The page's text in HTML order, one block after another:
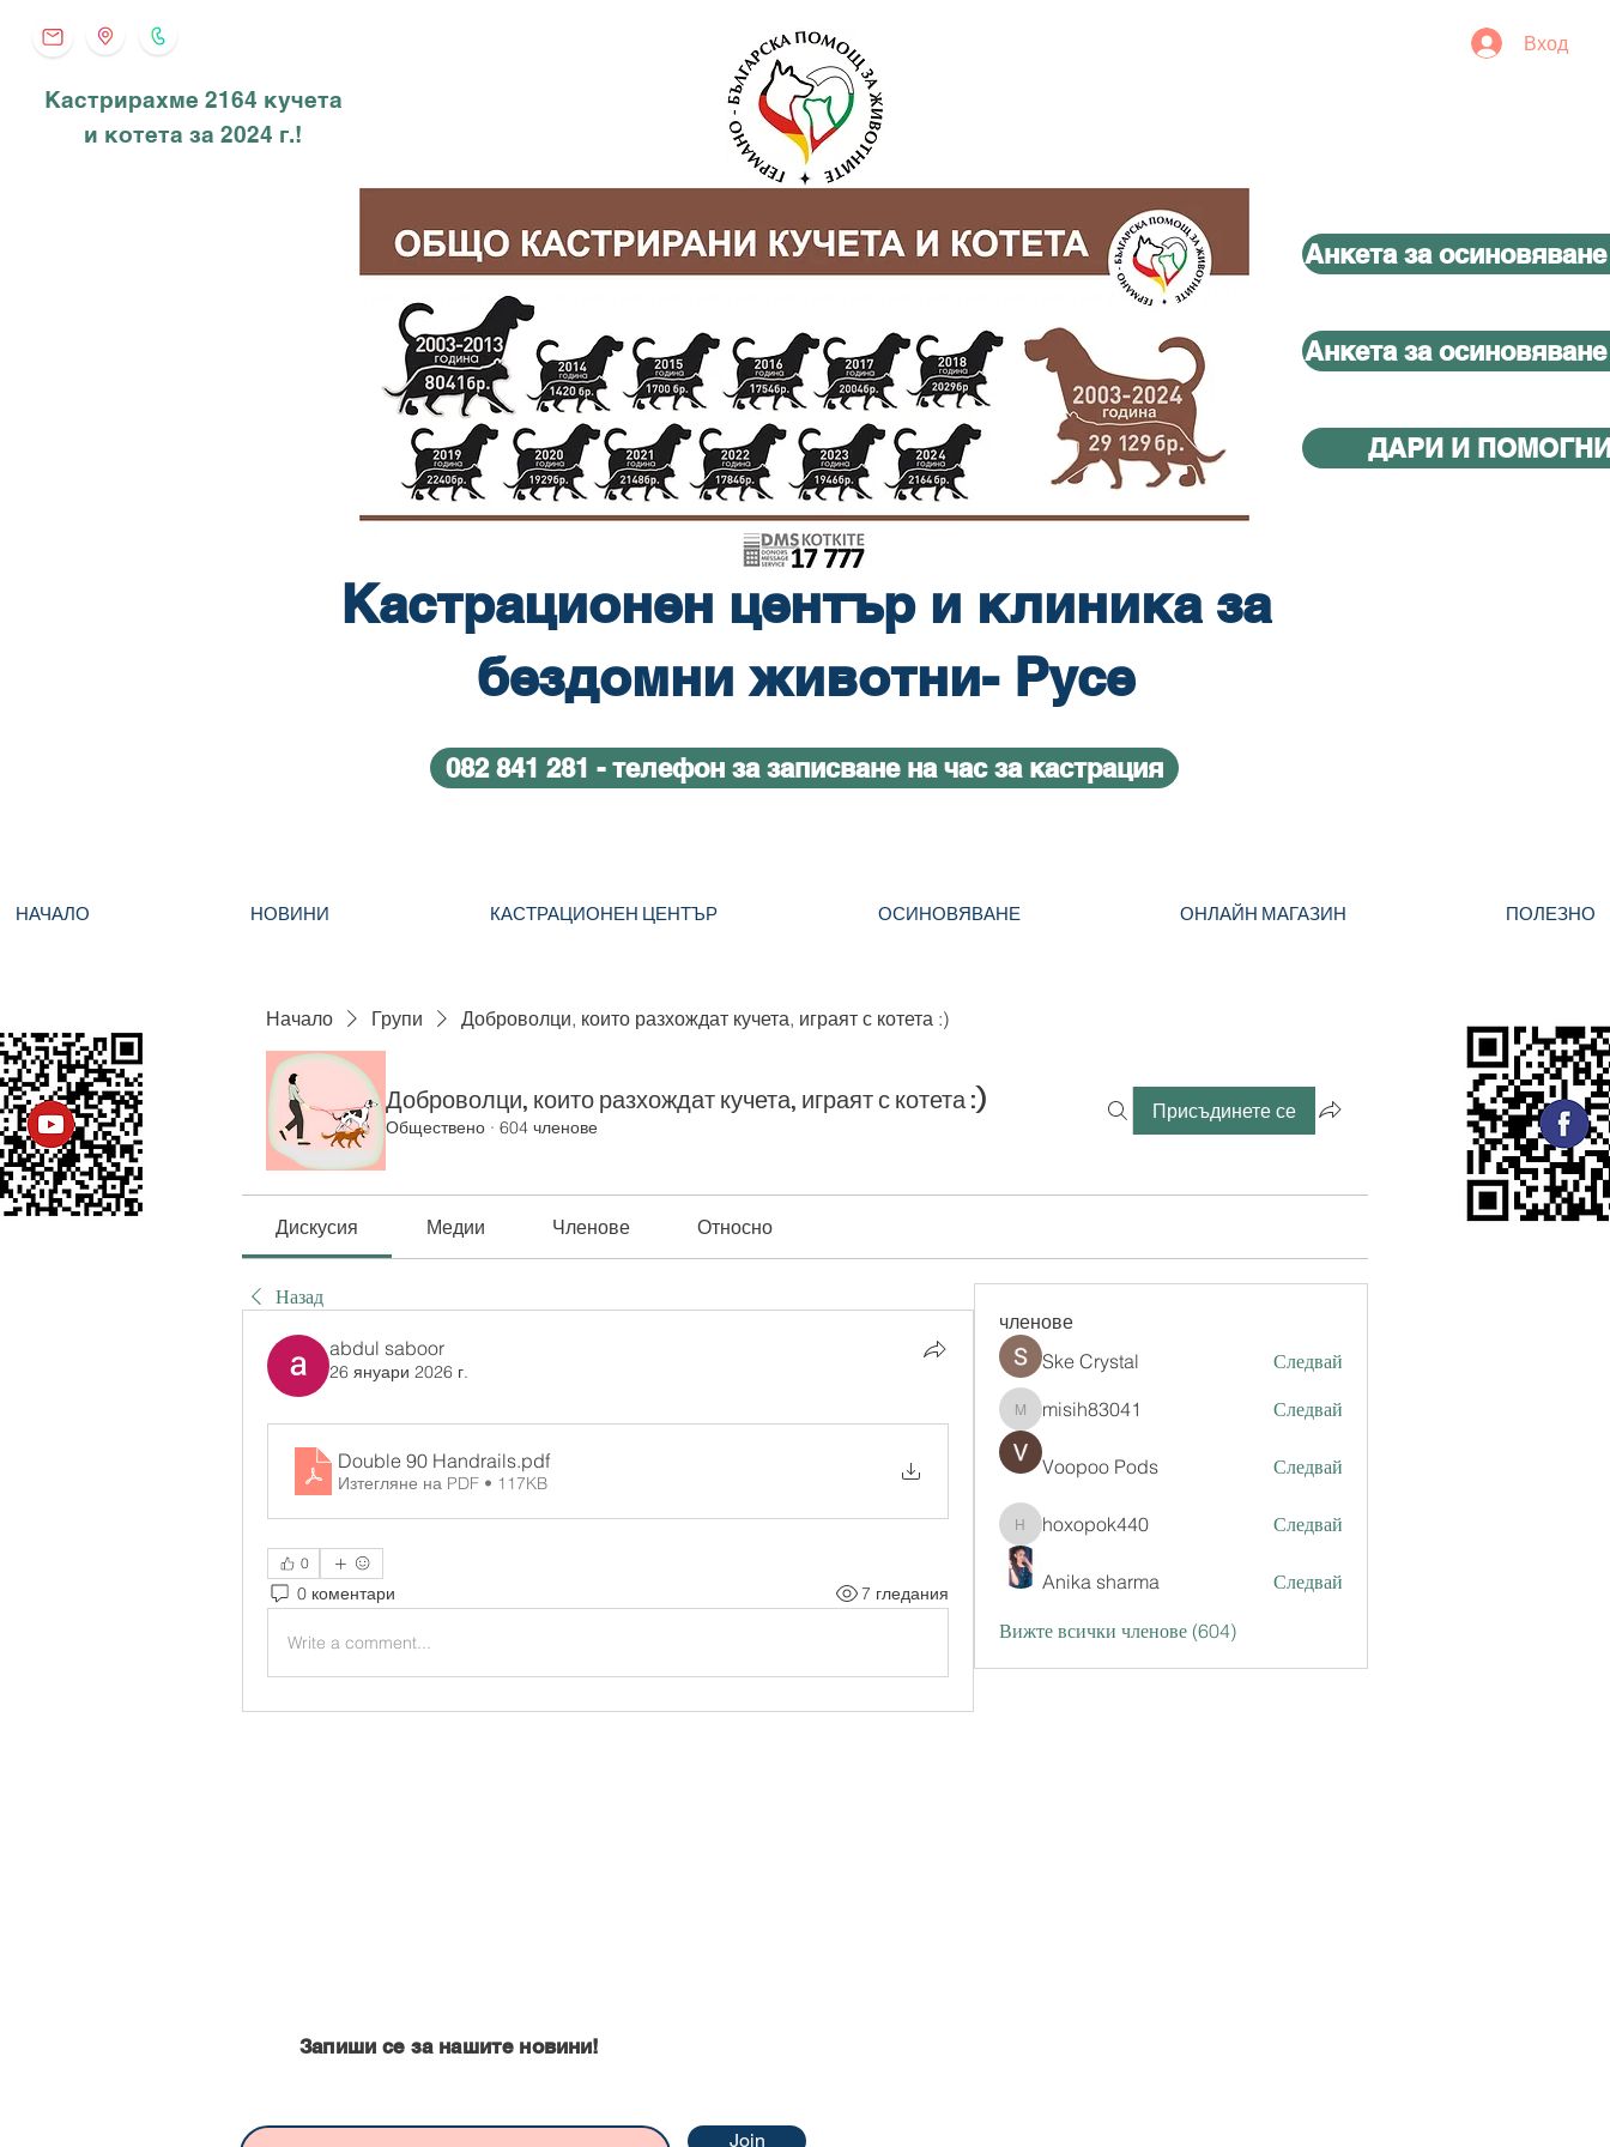
Кастрирахме 2164 кучета
и котета за 2024 г.!
Вход
Анкета за
Анкета за
ДАРИ И
Кастрационен център и клиника за
бездомни животни- Русе
082 841 281 - телефон за записване на час за кастрация
НАЧАЛО НОВИНИ КАСТРАЦИОНЕН ЦЕНТЪР ОСИНОВЯВАНЕ ОНЛАЙН МАГАЗИН ПОЛЕЗНО
Начало Групи Доброволци, които разхождат кучета, играят с котета :)
Доброволци, които разхождат кучета, играят с котета :)
Обществено · 604 членове
Присъдинете се
Дискусия Медии Членове Относно
Назад
abdul saboor
26 януари 2026 г.
Double 90 Handrails.pdf
Изтегляне на PDF • 117KB
0
0 коментари 7 гледания
Write a comment...
членове
Ske Crystal Следвай
misih83041
misih83041 Следвай
Voopoo Pods Следвай
hoxopok440
hoxopok440 Следвай
Anika sharma Следвай
Вижте всички членове (604)
Join
Запиши се за нашите новини!